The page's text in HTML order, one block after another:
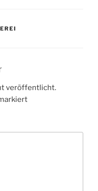
veröffentlicht.